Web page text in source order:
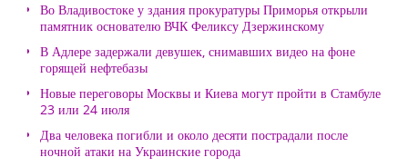
Во Владивостоке у здания прокуратуры Приморья открыли
памятник основателю ВЧК Феликсу Дзержинскому
В Адлере задержали девушек, снимавших видео на фоне
горящей нефтебазы
Новые переговоры Москвы и Киева могут пройти в Стамбуле
23 или 24 июля
Два человека погибли и около десяти пострадали после
ночной атаки на Украинские города